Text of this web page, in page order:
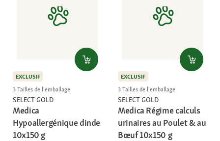
EXCLUSIF
3 Tailles de l'emballage
SELECT GOLD
Medica
Hypoallergénique dinde
10x150 g
EXCLUSIF
3 Tailles de l'emballage
SELECT GOLD
Medica Régime calculs
urinaires au Poulet & au
Bœuf 10x150 g